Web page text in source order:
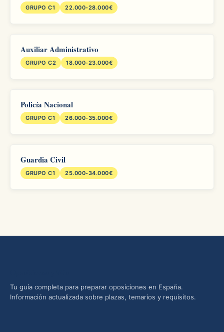
GRUPO C1 22.000-28.000€
Auxiliar Administrativo
GRUPO C2 18.000-23.000€
Policía Nacional
GRUPO C1 26.000-35.000€
Guardia Civil
GRUPO C1 25.000-34.000€
Tu guía completa para preparar oposiciones en España.
Información actualizada sobre plazas, temarios y requisitos.